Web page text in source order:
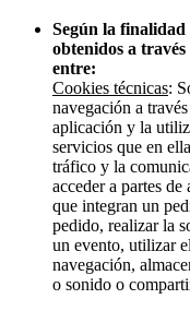
Según la finalidad
obtenidos a
entre:
Cookies técnicas:
navegación a
aplicación y la
servicios que en
tráfico y la
acceder a partes
que integran un
pedido, realizar la
un evento, utilizar
navegación,
o sonido o